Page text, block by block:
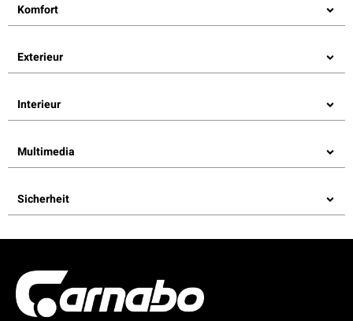
Komfort
Exterieur
Interieur
Multimedia
Sicherheit